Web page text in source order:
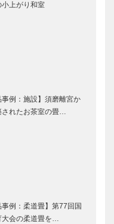
小上がり和室
事例：施設】須磨離宮か
されたお茶室の畳…
事例：柔道畳】第77回国
大会の柔道畳を…